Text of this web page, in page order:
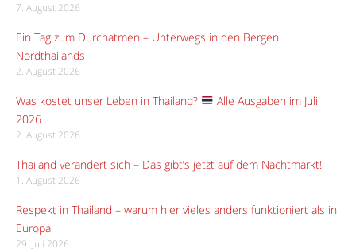
7. August 2026
Ein Tag zum Durchatmen – Unterwegs in den Bergen
Nordthailands
2. August 2026
Was kostet unser Leben in Thailand?
Alle Ausgaben im Juli
2026
2. August 2026
Thailand verändert sich – Das gibt’s jetzt auf dem Nachtmarkt!
1. August 2026
Respekt in Thailand – warum hier vieles anders funktioniert als in
Europa
29. Juli 2026